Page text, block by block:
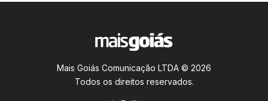
Mais Goiás Comunicação LTDA © 2026
Todos os direitos reservados.